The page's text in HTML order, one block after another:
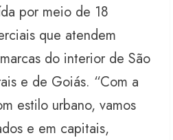
por meio de 18
que atendem
do interior de São
e de Goiás. “Com a
estilo urbano, vamos
e em capitais,